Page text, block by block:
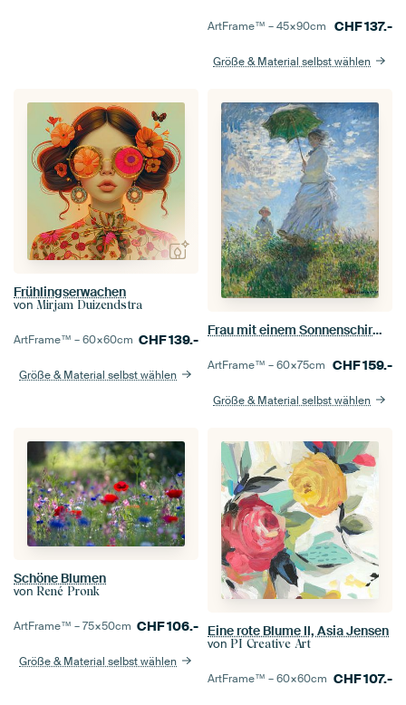
ArtFrame™ –45×90cm CHF137.-
Größe & Material selbst wählen
Frühlingserwachen
von Mirjam Duizendstra
ArtFrame™ –60×60cm CHF139.-
Größe & Material selbst wählen
Frau mit einem Sonnenschirm - Madame Monet und ihr Sohn, Claude Monet
ArtFrame™ –60×75cm CHF159.-
Größe & Material selbst wählen
Schöne Blumen
von René Pronk
ArtFrame™ –75×50cm CHF106.-
Größe & Material selbst wählen
Eine rote Blume II, Asia Jensen
von PI Creative Art
ArtFrame™ –60×60cm CHF107.-